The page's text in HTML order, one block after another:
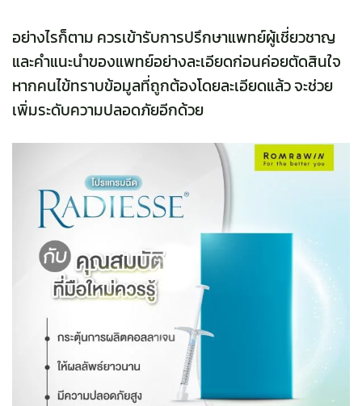
อย่างไรก็ตาม ควรเข้ารับการปรึกษาแพทย์ผู้เชี่ยวชาญ
และคำแนะนำของแพทย์อย่างละเอียดก่อนค่อยตัดสินใจ
หากคนไข้ทราบข้อมูลที่ถูกต้องโดยละเอียดแล้ว จะช่วย
เพิ่มระดับความปลอดภัยอีกด้วย